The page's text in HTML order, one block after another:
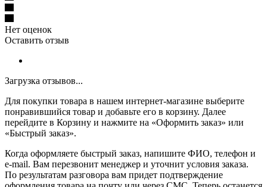
Нет оценок
Оставить отзыв
Загрузка отзывов...
Для покупки товара в нашем интернет-магазине выберите
понравившийся товар и добавьте его в корзину. Далее
перейдите в Корзину и нажмите на «Оформить заказ» или
«Быстрый заказ».
Когда оформляете быстрый заказ, напишите ФИО, телефон и
e-mail. Вам перезвонит менеджер и уточнит условия заказа.
По результатам разговора вам придет подтверждение